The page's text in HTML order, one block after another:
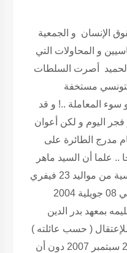
الإنسان و الجمعية
و المحاولات التي
الحميد أصرت السلطات
مستخفة
سوء المعاملة ..! و قد
فجر اليوم و لكن أعوان
مدرج الطائرة على
علما أن السيد ماهر
عبد الحميد مواطن تونسي الجنسية من مواليد 23 فيفري
بمعهد بدر الدين
( حسب عائلته )
في الفترة المتراوحة بين 10 و 21 سبتمبر 2007 دون أن